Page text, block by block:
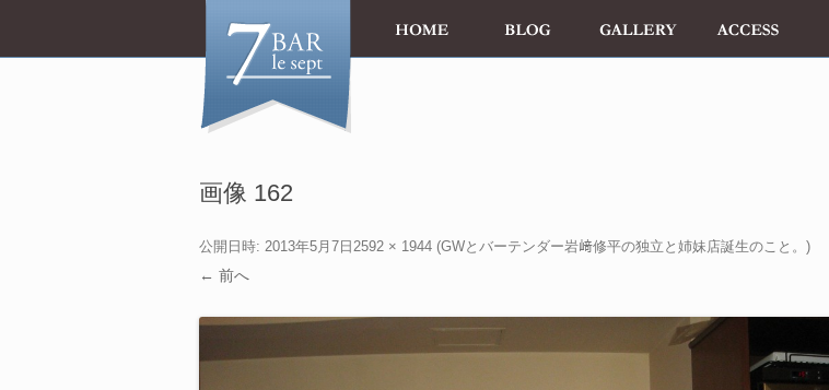
画像 162
公開日時: 2013年5月7日 2592 × 1944 (GWとバーテンダー岩﨑修平の独立と姉妹店誕生のこと。 )
← 前へ